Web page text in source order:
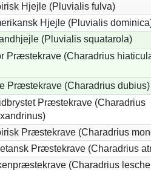
Hjejle (Pluvialis fulva)
Hjejle (Pluvialis
(Pluvialis squatarola)
Præstekrave (Charadrius
Præstekrave (Charadrius dubius)
Præstekrave (Charadrius
Præstekrave (Charadrius
Præstekrave (Charadrius
(Charadrius